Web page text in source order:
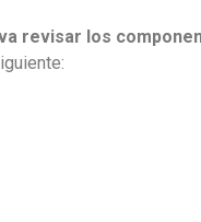
revisar los